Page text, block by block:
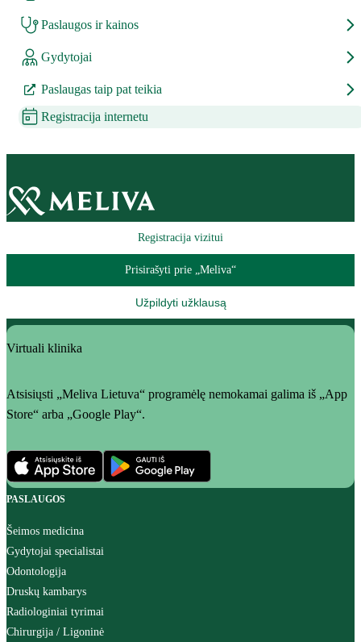
Paslaugos ir kainos
Gydytojai
Paslaugas taip pat teikia
Registracija internetu
Registracija vizitui
Prisirašyti prie „Meliva“
Užpildyti užklausą
Virtuali klinika
Atsisiųsti „Meliva Lietuva“ programėlę nemokamai galima iš „App
Store“ arba „Google Play“.
PASLAUGOS
Šeimos medicina
Gydytojai specialistai
Odontologija
Druskų kambarys
Radiologiniai tyrimai
Chirurgija / Ligoninė